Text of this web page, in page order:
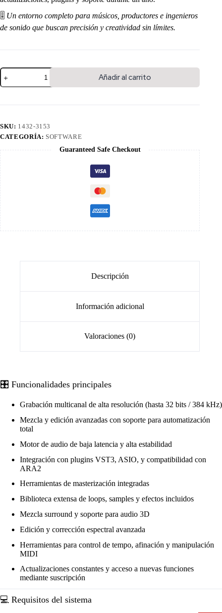
🎚️ Un entorno completo para músicos, productores e ingenieros
de sonido que buscan precisión y creatividad sin límites.
Añadir al carrito
SKU: 1432-3153
CATEGORÍA: SOFTWARE
Guaranteed Safe Checkout
Descripción
Información adicional
Valoraciones (0)
🎛️ Funcionalidades principales
Grabación multicanal de alta resolución (hasta 32 bits / 384 kHz)
Mezcla y edición avanzadas con soporte para automatización
total
Motor de audio de baja latencia y alta estabilidad
Integración con plugins VST3, ASIO, y compatibilidad con
ARA2
Herramientas de masterización integradas
Biblioteca extensa de loops, samples y efectos incluidos
Mezcla surround y soporte para audio 3D
Edición y corrección espectral avanzada
Herramientas para control de tempo, afinación y manipulación
MIDI
Actualizaciones constantes y acceso a nuevas funciones
mediante suscripción
💻 Requisitos del sistema